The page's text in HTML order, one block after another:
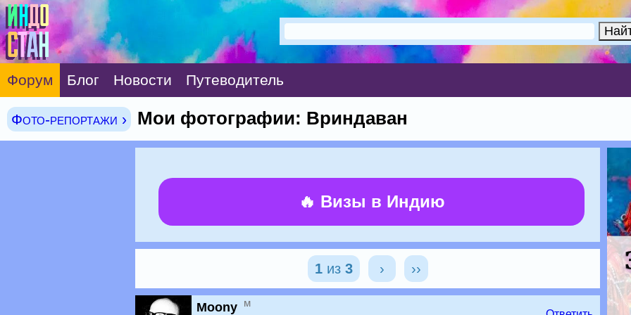
Форум Блог Новости Путеводитель
Фото-репортажи › Мои фотографии: Вриндаван
🔥 Визы в Индию
1из 3 › ››
Moony м